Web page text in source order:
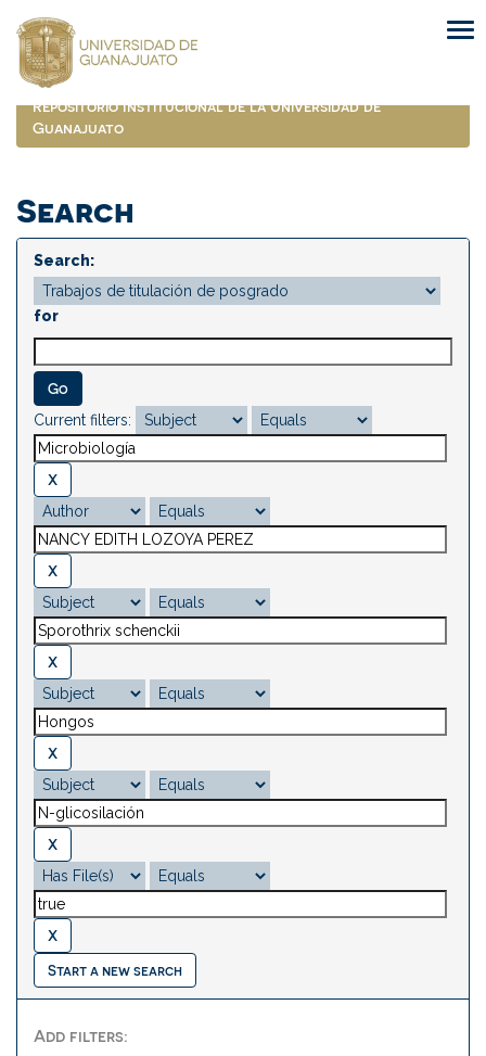
navigation
Repositorio Institucional de la Universidad de
Guanajuato
Search
Search:
for
Current filters:
Start a new search
Add filters: